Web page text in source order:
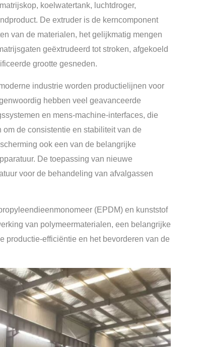
koelwatertank, luchtdroger,
De extruder is de kerncomponent
van de materialen, het gelijkmatig mengen
geëxtrudeerd tot stroken, afgekoeld
grootte gesneden.
industrie worden productielijnen voor
hebben veel geavanceerde
en mens-machine-interfaces, die
de consistentie en stabiliteit van de
ook een van de belangrijke
De toepassing van nieuwe
voor de behandeling van afvalgassen
(EPDM) en kunststof
van polymeermaterialen, een belangrijke
productie-efficiëntie en het bevorderen van de